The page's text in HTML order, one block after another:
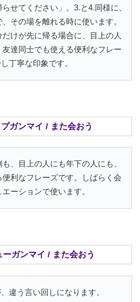
せてください」。3.と4.同様に、
その場を離れる時に使います。
けが先に帰る場合に、目上の人
達同士でも使える便利なフレー
丁寧な印象です。
ガンマイ / また会おう
、目上の人にも年下の人にも、
利なフレーズです。しばらく会
ーションで使います。
ガンマイ / また会おう
違う言い回しになります。